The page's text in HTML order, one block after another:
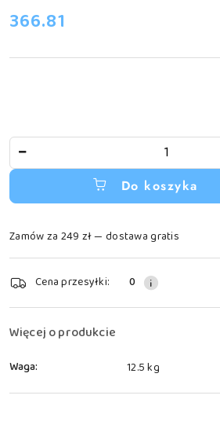
cena:
366.81
Do koszyka
Zamów za 249 zł — dostawa gratis
Dostępność
i
dostawa
Cena przesyłki: 0
Więcej o produkcie
Waga: 12.5 kg